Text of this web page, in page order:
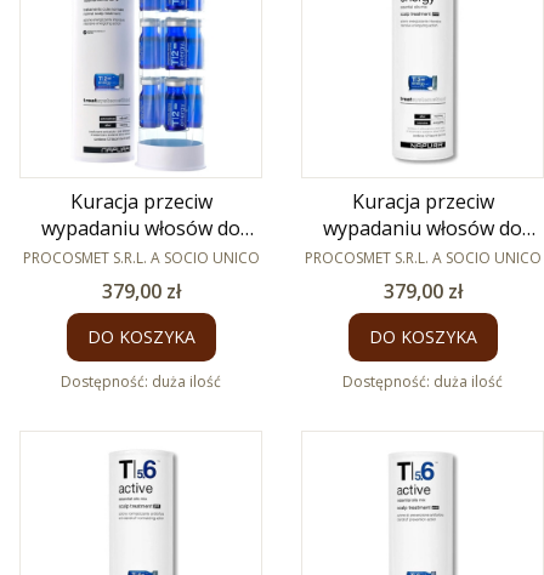
Kuracja przeciw
wypadaniu włosów do
normalnej skóry głowy
Energy 12 x 8ml
PRODUCENT
PROCOSMET S.R.L. A SOCIO UNICO
Cena
379,00 zł
DO KOSZYKA
Dostępność: duża ilość
Kuracja przeciw
wypadaniu włosów do
tłustej skóry głowy Energy
12 x 8ml
PRODUCENT
PROCOSMET S.R.L. A SOCIO UNICO
Cena
379,00 zł
DO KOSZYKA
Dostępność: duża ilość